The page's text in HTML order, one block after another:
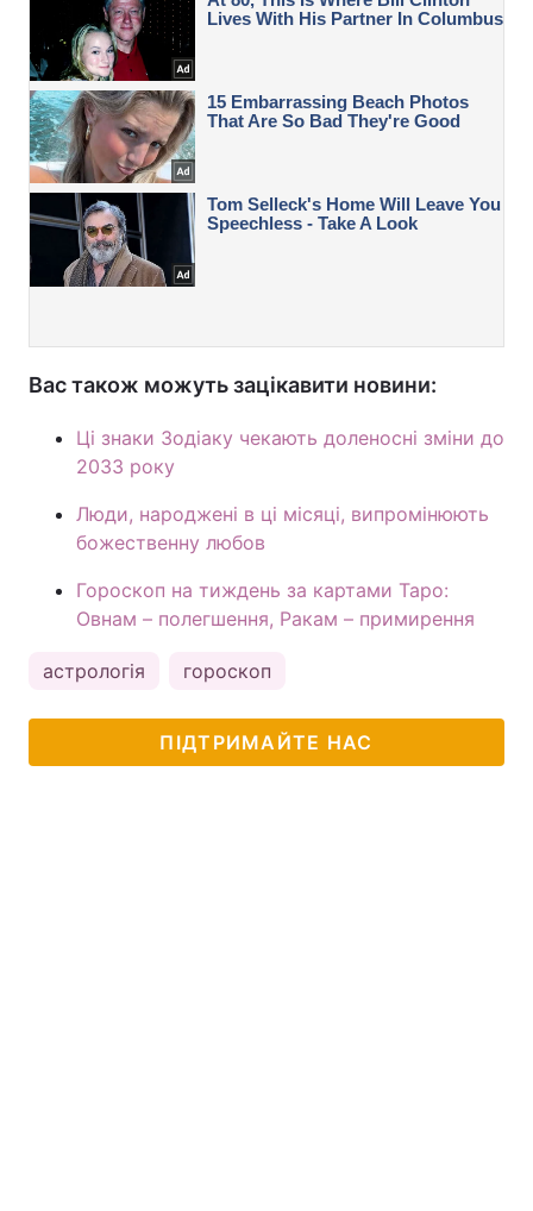
Вас також можуть зацікавити новини:
Ці знаки Зодіаку чекають доленосні зміни до
2033 року
Люди, народжені в ці місяці, випромінюють
божественну любов
Гороскоп на тиждень за картами Таро:
Овнам – полегшення, Ракам – примирення
астрологія гороскоп
ПІДТРИМАЙТЕ НАС